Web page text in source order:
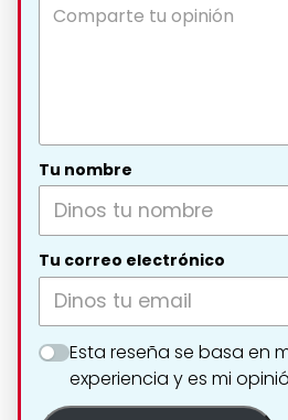
Tu nombre
Tu correo electrónico
Esta reseña se basa en
experiencia y es mi